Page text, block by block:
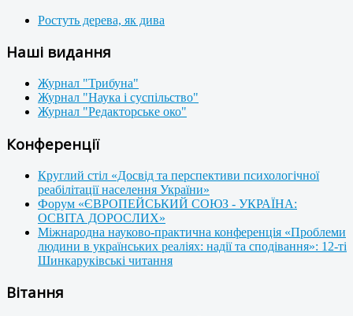
Ростуть дерева, як дива
Наші видання
Журнал "Трибуна"
Журнал "Наука і суспільство"
Журнал "Редакторське око"
Конференції
Круглий стіл «Досвід та перспективи психологічної
реабілітації населення України»
Форум «ЄВРОПЕЙСЬКИЙ СОЮЗ - УКРАЇНА:
ОСВІТА ДОРОСЛИХ»
Міжнародна науково-практична конференція «Проблеми
людини в українських реаліях: надії та сподівання»: 12-ті
Шинкаруківські читання
Вітання